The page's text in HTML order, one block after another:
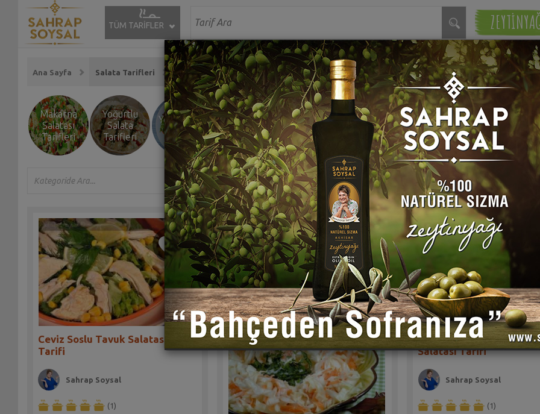
TÜM TARİFLER
Ana Sayfa Salata Tarifleri
Makarna
Salatası
Tarifleri
Yoğurtlu
Salata
Tarifleri
Yeşil Salata
Tarifleri
Tavuklu
Salata
Tarifleri
Garnitür
Salata
Tarifleri
Meyve
Salatası
Tarifleri
Ceviz Soslu Tavuk Salatası
Tarifi
Sahrap Soysal
(1)
Almanların Geleneksel
Salatası Tarifi
Sahrap Soysal
(1)